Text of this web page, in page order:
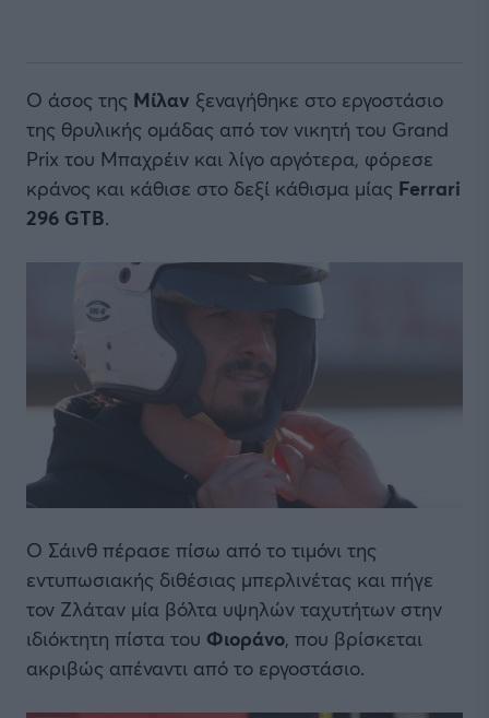
Ο άσος της Μίλαν ξεναγήθηκε στο εργοστάσιο
της θρυλικής ομάδας από τον νικητή του Grand
Prix του Μπαχρέιν και λίγο αργότερα, φόρεσε
κράνος και κάθισε στο δεξί κάθισμα μίας Ferrari
296 GTB.
Ο Σάινθ πέρασε πίσω από το τιμόνι της
εντυπωσιακής διθέσιας μπερλινέτας και πήγε
τον Ζλάταν μία βόλτα υψηλών ταχυτήτων στην
ιδιόκτητη πίστα του Φιοράνο, που βρίσκεται
ακριβώς απέναντι από το εργοστάσιο.